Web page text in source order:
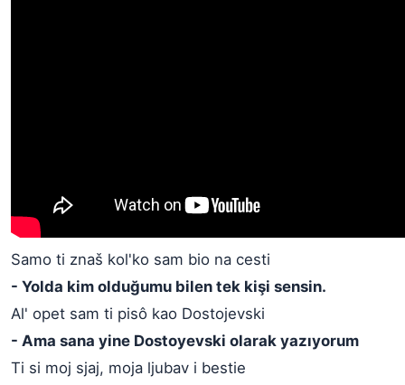
Samo ti znaš kol'ko sam bio na cesti
- Yolda kim olduğumu bilen tek kişi sensin.
Al' opet sam ti pisô kao Dostojevski
- Ama sana yine Dostoyevski olarak yazıyorum
Ti si moj sjaj, moja ljubav i bestie